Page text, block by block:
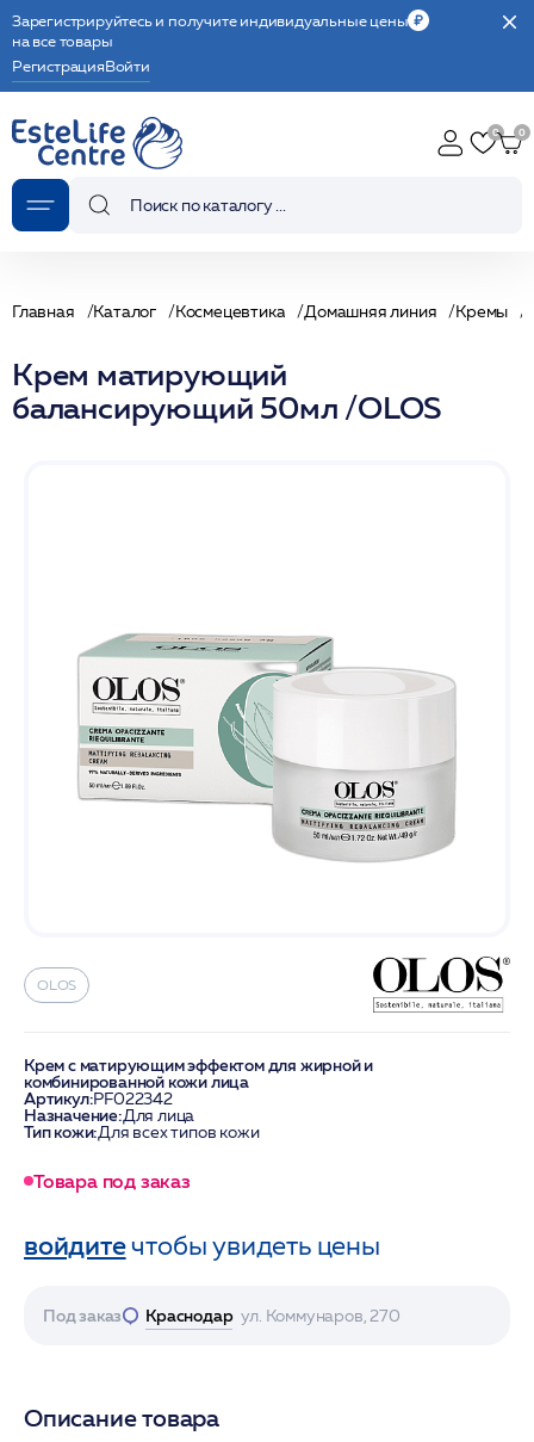
Зарегистрируйтесь и получите индивидуальные цены
на все товары
РегистрацияВойти
Главная Каталог Космецевтика Домашняя линия Кремы
Крем матирующий
балансирующий 50мл /OLOS
OLOS
Крем с матирующим эффектом для жирной и
комбинированной кожи лица
Артикул:PF022342
Назначение:Для лица
Тип кожи:Для всех типов кожи
Товара под заказ
войдитечтобы увидеть цены
Под заказ Краснодар ул. Коммунаров, 270
Описание товара